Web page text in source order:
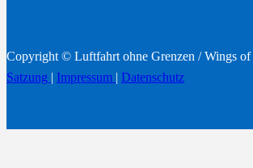
Copyright © Luftfahrt ohne Grenzen / Wings of
Satzung | Impressum | Datenschutz